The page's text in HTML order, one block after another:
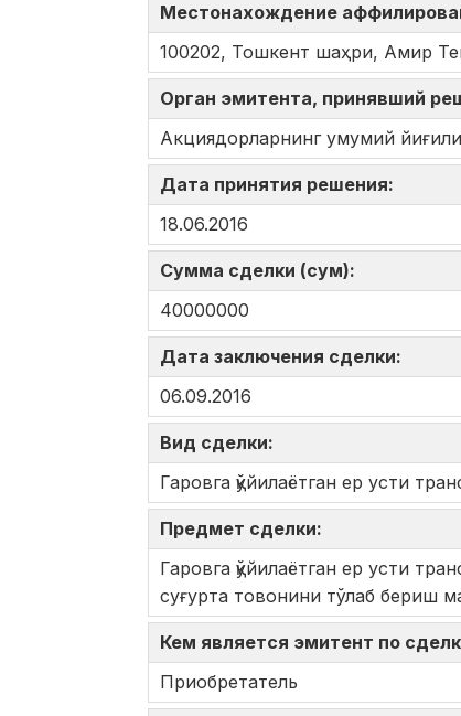
Местонахождение
100202, Тошкент шаҳри, Амир
Орган эмитента, принявший
Акциядорларнинг умумий
Дата принятия решения:
18.06.2016
Сумма сделки (сум):
40000000
Дата заключения сделки:
06.09.2016
Вид сделки:
Гаровга қўйилаётган ер усти
Предмет сделки:
Гаровга қўйилаётган ер усти
суғурта товонини тўлаб бериш
Кем является эмитент по
Приобретатель